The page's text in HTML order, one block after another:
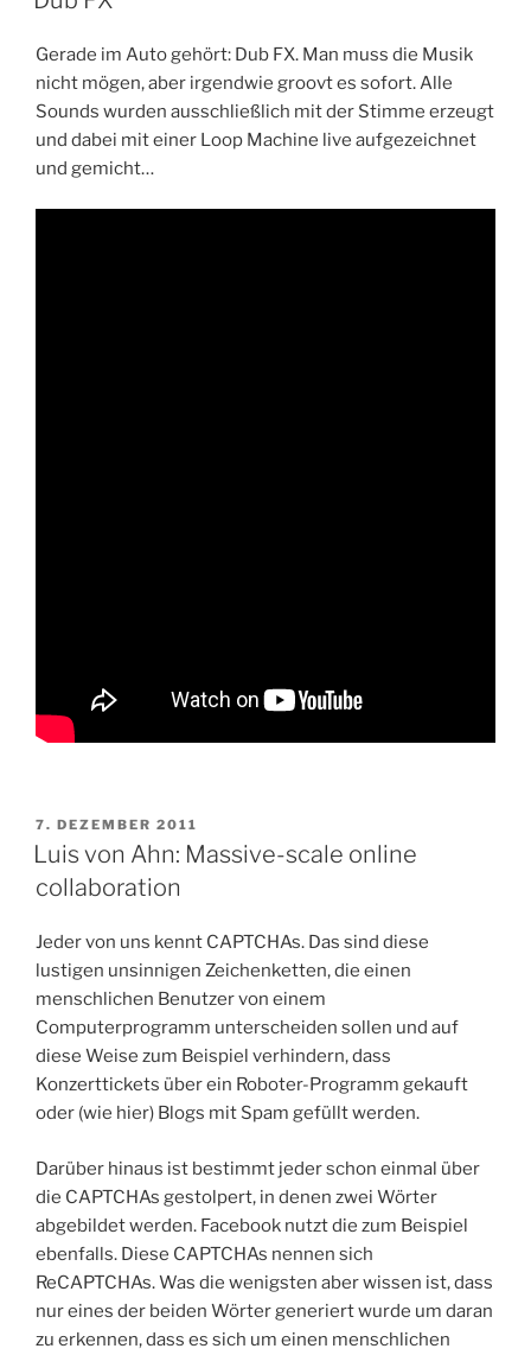
Gerade im Auto gehört: Dub FX. Man muss die Musik
nicht mögen, aber irgendwie groovt es sofort. Alle
Sounds wurden ausschließlich mit der Stimme erzeugt
und dabei mit einer Loop Machine live aufgezeichnet
und gemicht…
VERÖFFENTLICHT
AM
7. DEZEMBER 2011
Luis von Ahn: Massive-scale online
collaboration
Jeder von uns kennt CAPTCHAs. Das sind diese
lustigen unsinnigen Zeichenketten, die einen
menschlichen Benutzer von einem
Computerprogramm unterscheiden sollen und auf
diese Weise zum Beispiel verhindern, dass
Konzerttickets über ein Roboter-Programm gekauft
oder (wie hier) Blogs mit Spam gefüllt werden.
Darüber hinaus ist bestimmt jeder schon einmal über
die CAPTCHAs gestolpert, in denen zwei Wörter
abgebildet werden. Facebook nutzt die zum Beispiel
ebenfalls. Diese CAPTCHAs nennen sich
ReCAPTCHAs. Was die wenigsten aber wissen ist, dass
nur eines der beiden Wörter generiert wurde um daran
zu erkennen, dass es sich um einen menschlichen